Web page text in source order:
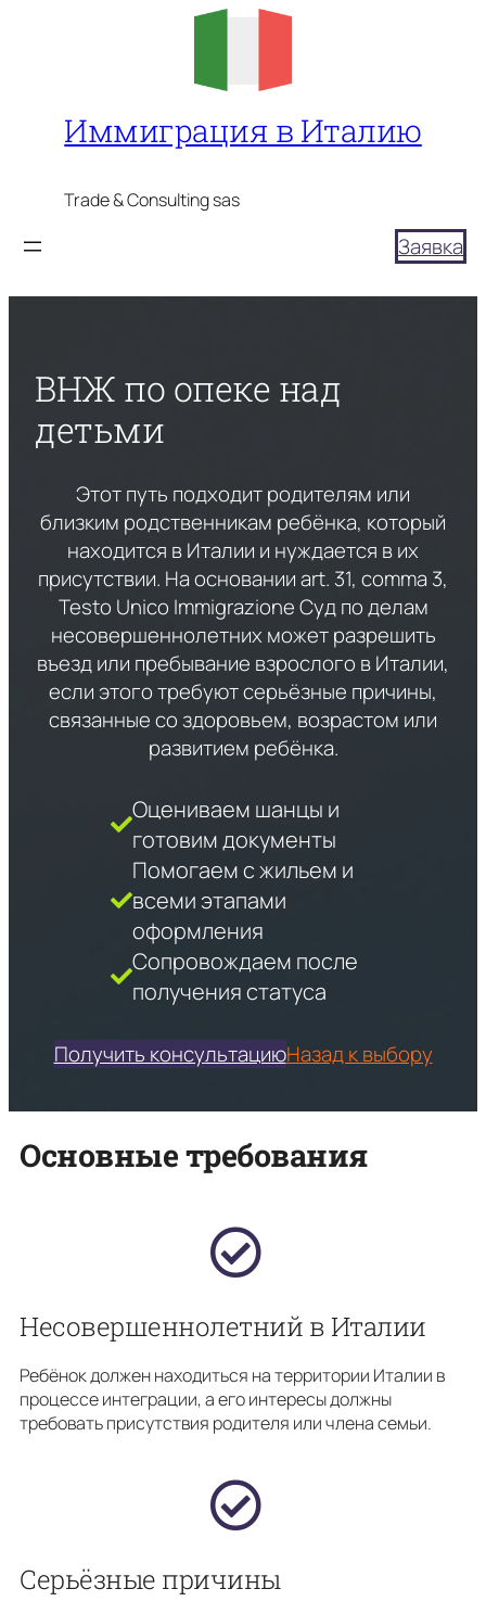
Иммиграция в Италию
Trade & Consulting sas
Заявка
ВНЖ по опеке над
детьми
Этот путь подходит родителям или
близким родственникам ребёнка, который
находится в Италии и нуждается в их
присутствии. На основании art. 31, comma 3,
Testo Unico Immigrazione Суд по делам
несовершеннолетних может разрешить
въезд или пребывание взрослого в Италии,
если этого требуют серьёзные причины,
связанные со здоровьем, возрастом или
развитием ребёнка.
Оцениваем шанцы и
готовим документы
Помогаем с жильем и
всеми этапами
оформления
Сопровождаем после
получения статуса
Получить консультациюНазад к выбору
Основные требования
Несовершеннолетний в Италии
Ребёнок должен находиться на территории Италии в
процессе интеграции, а его интересы должны
требовать присутствия родителя или члена семьи.
Серьёзные причины